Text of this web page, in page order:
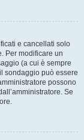
e cancellati solo
Per modificare un
(a cui è sempre
sondaggio può essere
possono
Se